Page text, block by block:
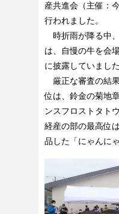
産共進会（主催：
行われました。
時折雨が降る中
は、自慢の牛を会
に披露していました
厳正な審査の結
位は、鈴金の菊地
ンスフロストタト
経産の部の最高位
品した「にゃんに